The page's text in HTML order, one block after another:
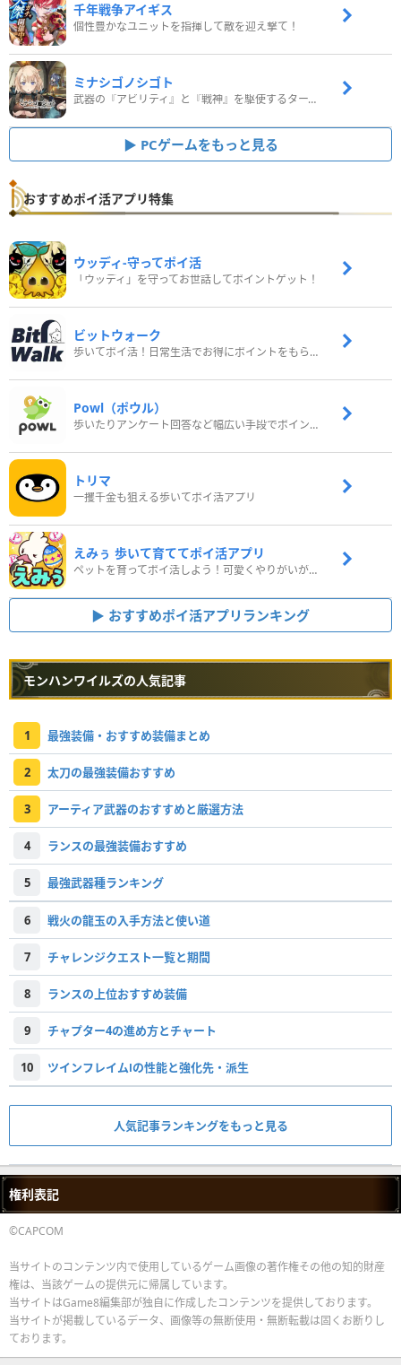
千年戦争アイギス
個性豊かなユニットを指揮して敵を迎え撃て！
ミナシゴノシゴト
武器の『アビリティ』と『戦神』を駆使するターン制コマンドバトルRPG！
PCゲームをもっと見る
おすすめポイ活アプリ特集
ウッディ‐守ってポイ活
「ウッディ」を守ってお世話してポイントゲット！
ビットウォーク
歩いてポイ活！日常生活でお得にポイントをもらおう
Powl（ポウル）
歩いたりアンケート回答など幅広い手段でポイントをゲット
トリマ
一攫千金も狙える歩いてポイ活アプリ
えみぅ 歩いて育ててポイ活アプリ
ペットを育ってポイ活しよう！可愛くやりがいがある新感覚アプリ
おすすめポイ活アプリランキング
モンハンワイルズの人気記事
1 最強装備・おすすめ装備まとめ
2 太刀の最強装備おすすめ
3 アーティア武器のおすすめと厳選方法
4 ランスの最強装備おすすめ
5 最強武器種ランキング
6 戦火の龍玉の入手方法と使い道
7 チャレンジクエスト一覧と期間
8 ランスの上位おすすめ装備
9 チャプター4の進め方とチャート
10 ツインフレイムⅠの性能と強化先・派生
人気記事ランキングをもっと見る
権利表記
©CAPCOM
当サイトのコンテンツ内で使用しているゲーム画像の著作権その他の知的財産
権は、当該ゲームの提供元に帰属しています。
当サイトはGame8編集部が独自に作成したコンテンツを提供しております。
当サイトが掲載しているデータ、画像等の無断使用・無断転載は固くお断りし
ております。